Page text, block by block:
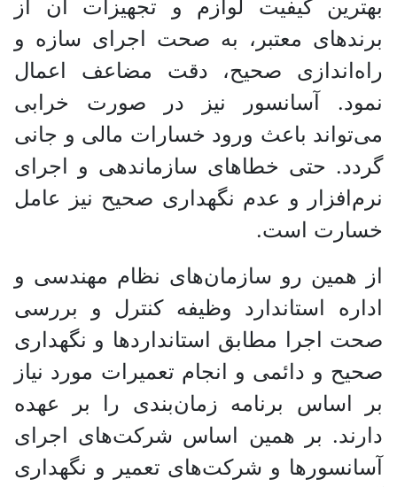
بهترین کیفیت لوازم و تجهیزات آن از
برندهای معتبر، به صحت اجرای سازه و
راه‌اندازی صحیح، دقت مضاعف اعمال
نمود. آسانسور نیز در صورت خرابی
می‌تواند باعث ورود خسارات مالی و جانی
گردد. حتی خطا‌های سازماندهی و اجرای
نرم‌افزار و عدم نگهداری صحیح نیز عامل
خسارت است.
از همین رو سازمان‌های نظام مهندسی و
اداره استاندارد وظیفه کنترل و بررسی
صحت اجرا مطابق استانداردها و نگهداری
صحیح و دائمی و انجام تعمیرات مورد نیاز
بر اساس برنامه زمان‌بندی را بر عهده
دارند. بر همین اساس شرکت‌های اجرای
آسانسورها و شرکت‌های تعمیر و نگهداری